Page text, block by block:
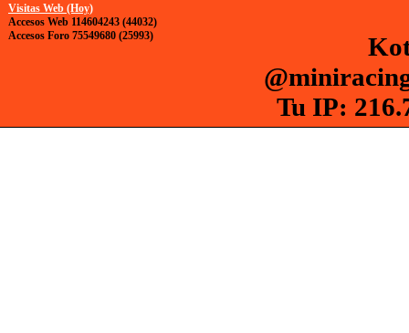
Visitas Web (Hoy)
Accesos Web 114604243 (44032)
Accesos Foro 75549680 (25993)
Tu IP: